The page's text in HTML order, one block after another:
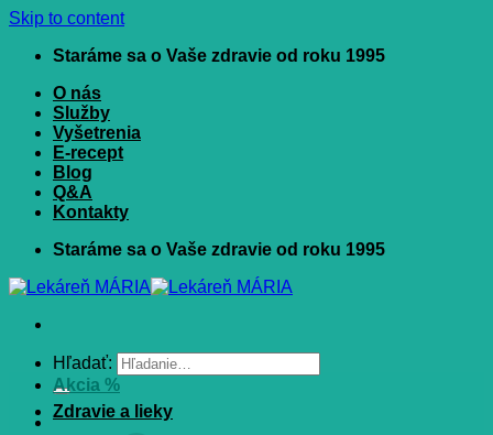
Skip to content
Staráme sa o Vaše zdravie od roku 1995
O nás
Služby
Vyšetrenia
E-recept
Blog
Q&A
Kontakty
Staráme sa o Vaše zdravie od roku 1995
Hľadať:
Akcia %
Zdravie a lieky